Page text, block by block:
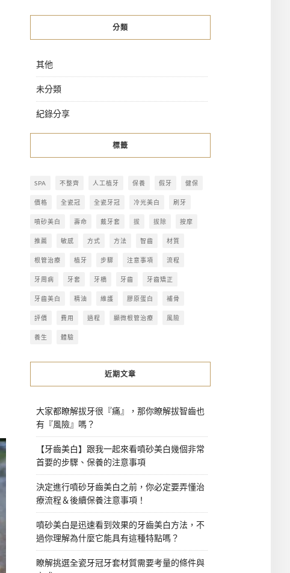
分類
其他
未分類
紀錄分享
標籤
SPA 不整齊 人工植牙 保養 假牙 健保
價格 全瓷冠 全瓷牙冠 冷光美白 刷牙
噴砂美白 壽命 戴牙套 拔 拔除 按摩
推薦 敏感 方式 方法 智齒 材質
根管治療 植牙 步驟 注意事項 流程
牙周病 牙套 牙橋 牙齒 牙齒矯正
牙齒美白 精油 維護 膠原蛋白 補骨
評價 費用 過程 顯微根管治療 風險
養生 體驗
近期文章
大家都瞭解拔牙很『痛』，那你瞭解拔智齒也
有『風險』嗎？
【牙齒美白】跟我一起來看噴砂美白幾個非常
首要的步驟、保養的注意事項
決定進行噴砂牙齒美白之前，你必定要弄懂治
療流程＆後續保養注意事項！
噴砂美白是迅速看到效果的牙齒美白方法，不
過你理解為什麼它能具有這種特點嗎？
瞭解挑選全瓷牙冠牙套材質需要考量的條件與